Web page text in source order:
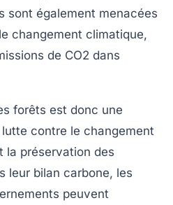
sont également menacées
changement climatique,
de CO2 dans
forêts est donc une
contre le changement
la préservation des
leur bilan carbone, les
peuvent